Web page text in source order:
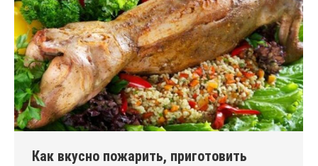
Как вкусно пожарить, приготовить